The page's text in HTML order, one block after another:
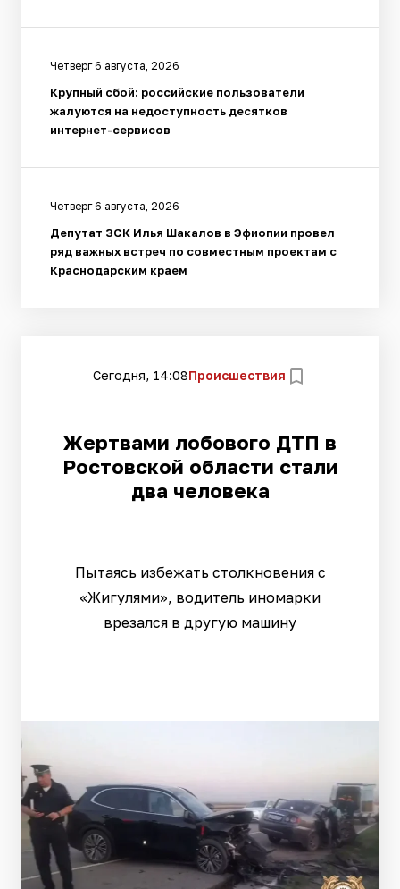
Четверг 6 августа, 2026
Крупный сбой: российские пользователи
жалуются на недоступность десятков
интернет-сервисов
Четверг 6 августа, 2026
Депутат ЗСК Илья Шакалов в Эфиопии провел
ряд важных встреч по совместным проектам с
Краснодарским краем
Сегодня, 14:08Происшествия
Жертвами лобового ДТП в
Ростовской области стали
два человека
Пытаясь избежать столкновения с
«Жигулями», водитель иномарки
врезался в другую машину